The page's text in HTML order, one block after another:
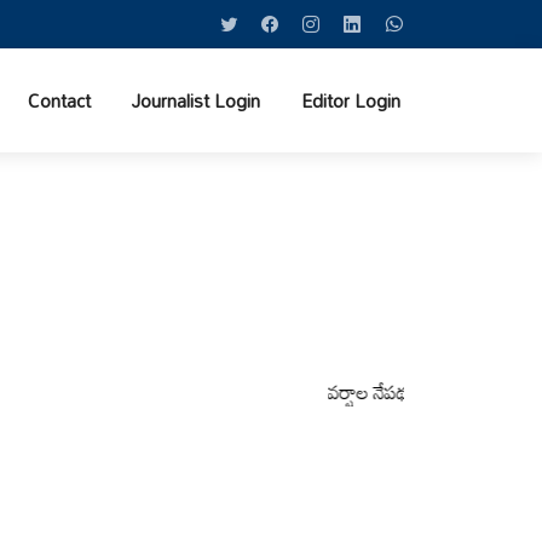
Contact Journalist Login Editor Login
వర్షాల నేపథ్యంలో కోటపల్లి, వేమనపల్లి